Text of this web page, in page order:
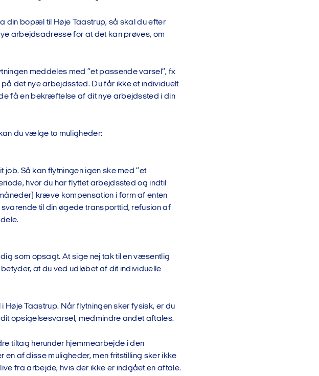
din bopæl til Høje Taastrup, så skal du efter
arbejdsadresse for at det kan prøves, om
meddeles med ”et passende varsel”, fx
det nye arbejdssted. Du får ikke et individuelt
få en bekræftelse af dit nye arbejdssted i din
du vælge to muligheder:
Så kan flytningen igen ske med ”et
hvor du har flyttet arbejdssted og indtil
kræve kompensation i form af enten
til din øgede transporttid, refusion af
som opsagt. At sige nej tak til en væsentlig
at du ved udløbet af dit individuelle
Høje Taastrup. Når flytningen sker fysisk, er du
opsigelsesvarsel, medmindre andet aftales.
tiltag herunder hjemmearbejde i den
af disse muligheder, men fritstilling sker ikke
fra arbejde, hvis der ikke er indgået en aftale.